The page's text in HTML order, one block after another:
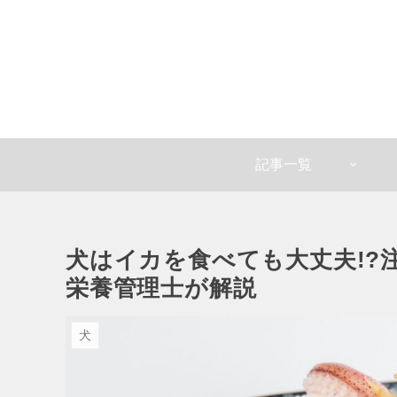
記事一覧
犬はイカを食べても大丈夫!?
栄養管理士が解説
犬